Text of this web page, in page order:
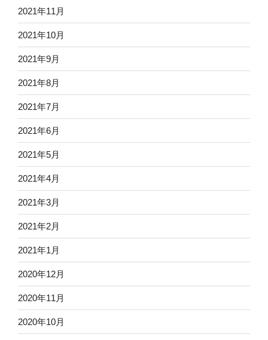
2021年11月
2021年10月
2021年9月
2021年8月
2021年7月
2021年6月
2021年5月
2021年4月
2021年3月
2021年2月
2021年1月
2020年12月
2020年11月
2020年10月